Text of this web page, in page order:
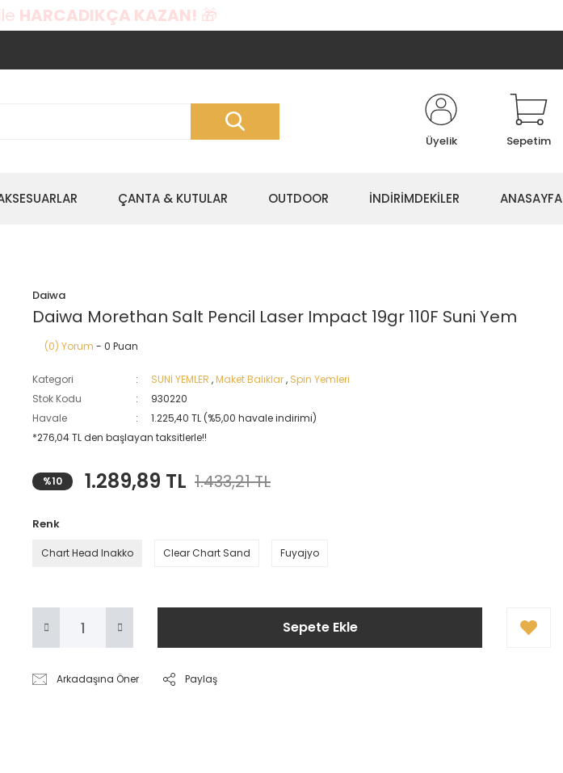
HARCADIKÇA KAZAN! 🎁
Üyelik Sepetim
ÇANTA & KUTULAR OUTDOOR İNDİRİMDEKİLER ANASAYFA
Daiwa
Daiwa Morethan Salt Pencil Laser Impact 19gr 110F Suni Yem
(0) Yorum - 0 Puan
Kategori SUNİ YEMLER ,Maket Balıklar, Spin Yemleri
Stok Kodu
930220
Havale
1.225,40 TL (%5,00 havale indirimi)
*276,04 TL den başlayan taksitlerle!!
%10 1.289,89 TL 1.433,21 TL
Renk
Chart Head Inakko Clear Chart Sand Fuyajyo
Sepete Ekle
Arkadaşına Öner Paylaş